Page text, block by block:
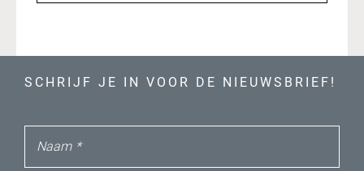
SCHRIJF JE IN VOOR DE NIEUWSBRIEF!
Naam *